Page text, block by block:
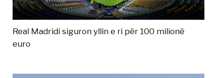
Real Madridi siguron yllin e ri për 100 milionë
euro